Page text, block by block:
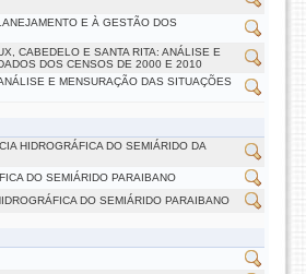
E À GESTÃO DOS
CABEDELO E SANTA RITA: ANÁLISE E
DOS CENSOS DE 2000 E 2010
E MENSURAÇÃO DAS SITUAÇÕES
HIDROGRÁFICA DO SEMIÁRIDO DA
DO SEMIÁRIDO PARAIBANO
DO SEMIÁRIDO PARAIBANO